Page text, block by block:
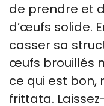
de prendre et
d’œufs solide.
casser sa
œufs brouillés
ce qui est bon,
frittata.